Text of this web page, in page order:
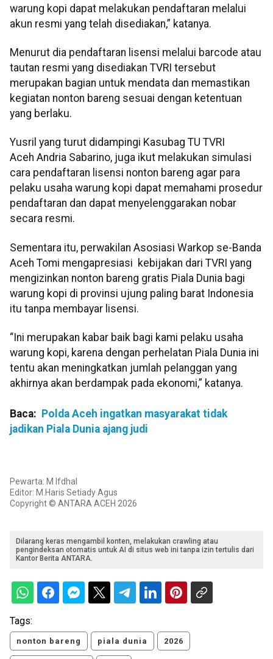
warung kopi dapat melakukan pendaftaran melalui
akun resmi yang telah disediakan,” katanya.
Menurut dia pendaftaran lisensi melalui barcode atau
tautan resmi yang disediakan TVRI tersebut
merupakan bagian untuk mendata dan memastikan
kegiatan nonton bareng sesuai dengan ketentuan
yang berlaku.
Yusril yang turut didampingi Kasubag TU TVRI
Aceh Andria Sabarino, juga ikut melakukan simulasi
cara pendaftaran lisensi nonton bareng agar para
pelaku usaha warung kopi dapat memahami prosedur
pendaftaran dan dapat menyelenggarakan nobar
secara resmi.
Sementara itu, perwakilan Asosiasi Warkop se-Banda
Aceh Tomi mengapresiasi kebijakan dari TVRI yang
mengizinkan nonton bareng gratis Piala Dunia bagi
warung kopi di provinsi ujung paling barat Indonesia
itu tanpa membayar lisensi.
“Ini merupakan kabar baik bagi kami pelaku usaha
warung kopi, karena dengan perhelatan Piala Dunia ini
tentu akan meningkatkan jumlah pelanggan yang
akhirnya akan berdampak pada ekonomi,” katanya.
Baca: Polda Aceh ingatkan masyarakat tidak
jadikan Piala Dunia ajang judi
Pewarta: M Ifdhal
Editor: M.Haris Setiady Agus
Copyright © ANTARA ACEH 2026
Dilarang keras mengambil konten, melakukan crawling atau
pengindeksan otomatis untuk AI di situs web ini tanpa izin tertulis dari
Kantor Berita ANTARA.
Tags:
nonton bareng piala dunia 2026